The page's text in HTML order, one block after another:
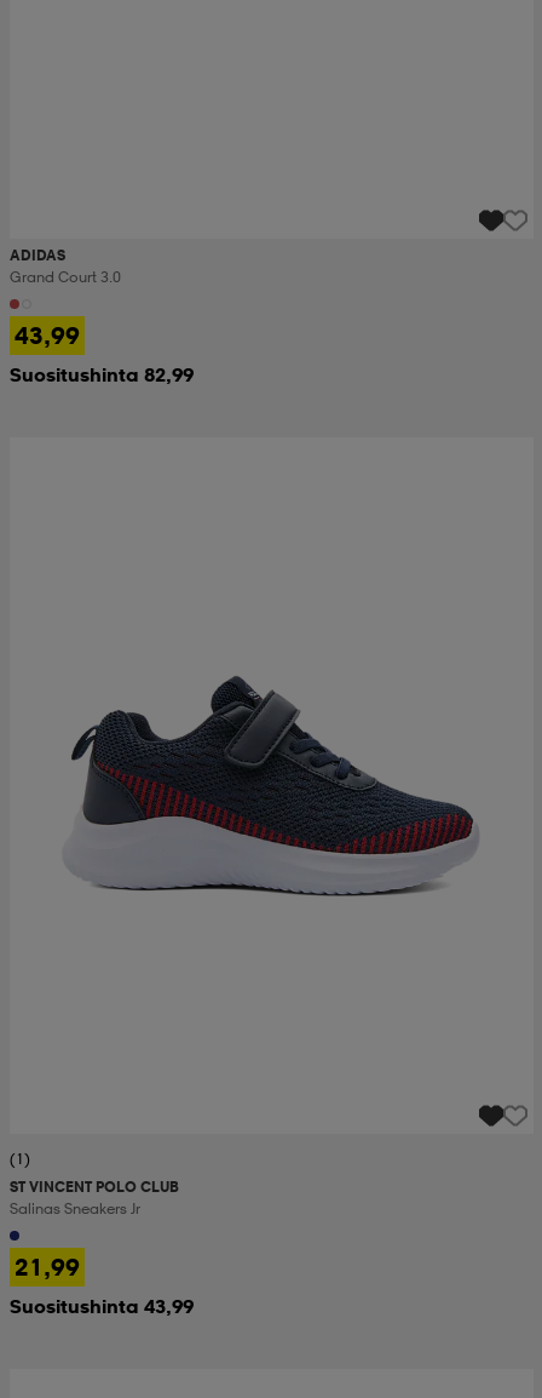
ADIDAS
Grand Court 3.0
43,99
Suositushinta 82,99
(1)
ST VINCENT POLO CLUB
Salinas Sneakers Jr
21,99
Suositushinta 43,99